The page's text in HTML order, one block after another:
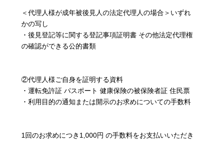
＜代理人様が成年被後見人の法定代理人の場合＞いずれ
かの写し
・後見登記等に関する登記事項証明書 その他法定代理権
の確認ができる公的書類
②代理人様ご自身を証明する資料
・運転免許証 パスポート 健康保険の被保険者証 住民票
・利用目的の通知または開示のお求めについての手数料
1回のお求めにつき1,000円 の手数料をお支払いいただき